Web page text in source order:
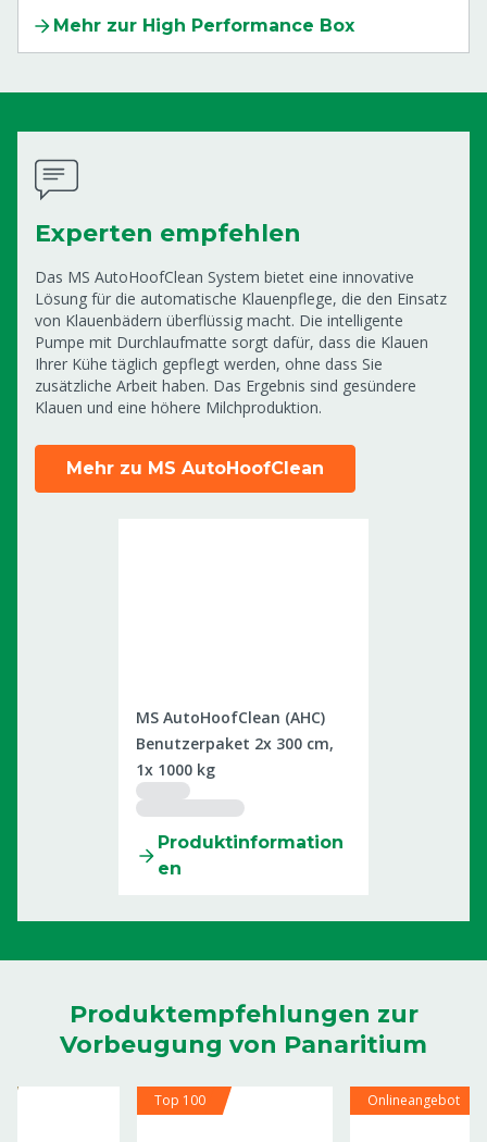
Mehr zur High Performance Box
Experten empfehlen
Das MS AutoHoofClean System bietet eine innovative
Lösung für die automatische Klauenpflege, die den Einsatz
von Klauenbädern überflüssig macht. Die intelligente
Pumpe mit Durchlaufmatte sorgt dafür, dass die Klauen
Ihrer Kühe täglich gepflegt werden, ohne dass Sie
zusätzliche Arbeit haben. Das Ergebnis sind gesündere
Klauen und eine höhere Milchproduktion.
Mehr zu MS AutoHoofClean
MS AutoHoofClean (AHC)
Benutzerpaket 2x 300 cm,
1x 1000 kg
Produktinformation
en
Produktempfehlungen zur
Vorbeugung von Panaritium
Top 100 Onlineangebot